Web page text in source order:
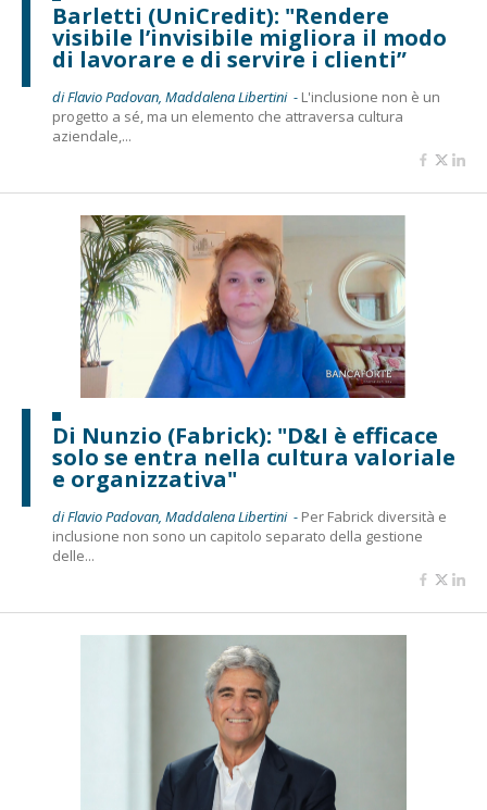
Barletti (UniCredit): "Rendere
visibile l’invisibile migliora il modo
di lavorare e di servire i clienti”
di Flavio Padovan, Maddalena Libertini - L'inclusione non è un
progetto a sé, ma un elemento che attraversa cultura
aziendale,...
Di Nunzio (Fabrick): "D&I è efficace
solo se entra nella cultura valoriale
e organizzativa"
di Flavio Padovan, Maddalena Libertini - Per Fabrick diversità e
inclusione non sono un capitolo separato della gestione
delle...